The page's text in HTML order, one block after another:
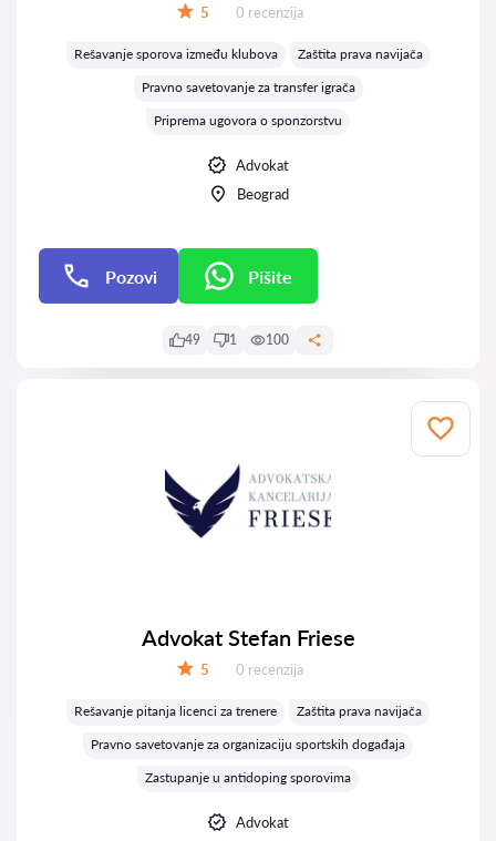
5 Recenzija:
0 recenzija
Rešavanje sporova između klubova
Zaštita prava navijača
Pravno savetovanje za transfer igrača
Priprema ugovora o sponzorstvu
Advokat
Beograd
Pozovi Pišite
49 1 100
Advokat Stefan Friese
5 Recenzija:
0 recenzija
Rešavanje pitanja licenci za trenere
Zaštita prava navijača
Pravno savetovanje za organizaciju sportskih događaja
Zastupanje u antidoping sporovima
Advokat